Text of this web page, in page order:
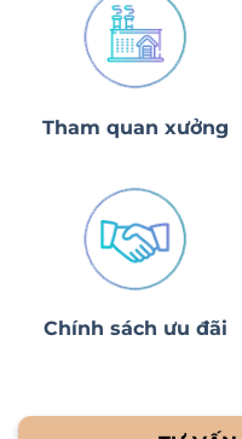
Tham quan xưởng
Chính sách ưu đãi